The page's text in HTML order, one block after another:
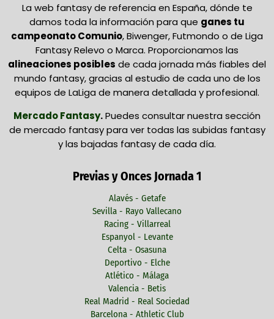
La web fantasy de referencia en España, dónde te
damos toda la información para que ganes tu
campeonato Comunio, Biwenger, Futmondo o de Liga
Fantasy Relevo o Marca. Proporcionamos las
alineaciones posibles de cada jornada más fiables del
mundo fantasy, gracias al estudio de cada uno de los
equipos de LaLiga de manera detallada y profesional.
Mercado Fantasy.Puedes consultar nuestra sección
de mercado fantasy para ver todas las subidas fantasy
y las bajadas fantasy de cada día.
Previas y Onces Jornada 1
Alavés - Getafe
Sevilla - Rayo Vallecano
Racing - Villarreal
Espanyol - Levante
Celta - Osasuna
Deportivo - Elche
Atlético - Málaga
Valencia - Betis
Real Madrid - Real Sociedad
Barcelona - Athletic Club